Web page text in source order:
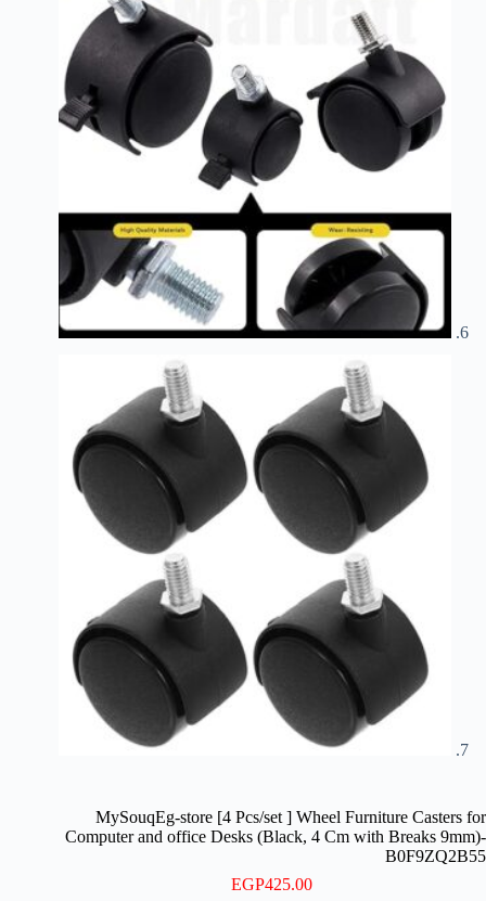
MySouqEg-store [4 Pcs/set ] Wheel Furniture Casters for
Computer and office Desks (Black, 4 Cm with Breaks 9mm)-
B0F9ZQ2B55
EGP425.00